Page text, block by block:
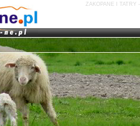
ZAKOPANE I TATRY